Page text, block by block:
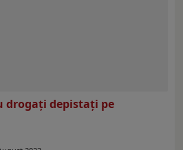
drogaţi depistaţi pe